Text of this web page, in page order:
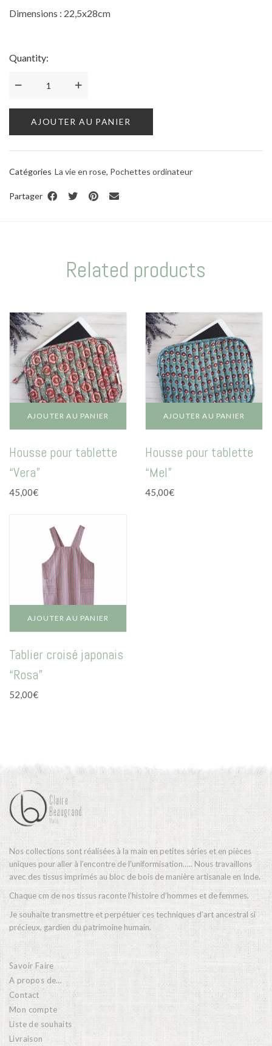
Dimensions : 22,5x28cm
Quantity:
AJOUTER AU PANIER
Catégories La vie en rose, Pochettes ordinateur
Partager
Related products
AJOUTER AU PANIER
Housse pour tablette
“Vera”
45,00€
AJOUTER AU PANIER
Housse pour tablette
“Mel”
45,00€
AJOUTER AU PANIER
Tablier croisé japonais
“Rosa”
52,00€
Nos collections sont réalisées à la main en petites séries et en pièces
uniques pour aller à l’encontre de l’uniformisation….. Nous travaillons
avec des tissus imprimés au bloc de bois de manière artisanale en Inde.
Chaque cm de nos tissus raconte l’histoire d’hommes et de femmes.
Je souhaite transmettre et perpétuer ces techniques d’art ancestral si
précieux, gardien du patrimoine humain.
Savoir Faire
A propos de…
Contact
Mon compte
Liste de souhaits
Livraison